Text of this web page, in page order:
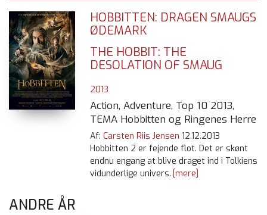
HOBBITTEN: DRAGEN SMAUGS
ØDEMARK
THE HOBBIT: THE
DESOLATION OF SMAUG
2013
Action, Adventure, Top 10 2013,
TEMA Hobbitten og Ringenes Herre
Af: Carsten Riis Jensen 12.12.2013
Hobbitten 2 er fejende flot. Det er skønt
endnu engang at blive draget ind i Tolkiens
vidunderlige univers. [mere]
ANDRE ÅR